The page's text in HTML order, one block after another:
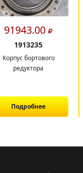
91943.00
1913235
Корпус бортового
редуктора
Подробнее